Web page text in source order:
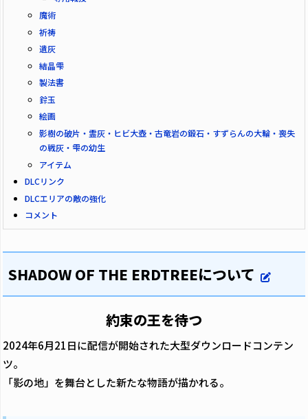
魔術
祈祷
遺灰
結晶雫
製法書
鈴玉
絵画
影樹の破片・霊灰・ヒビ大壺・古竜岩の鍛石・すずらんの大輪・喪失
の戦灰・雫の幼生
アイテム
DLCリンク
DLCエリアの敵の強化
コメント
SHADOW OF THE ERDTREEについて
約束の王を待つ
2024年6月21日に配信が開始された大型ダウンロードコンテン
ツ。
「影の地」を舞台とした新たな物語が描かれる。